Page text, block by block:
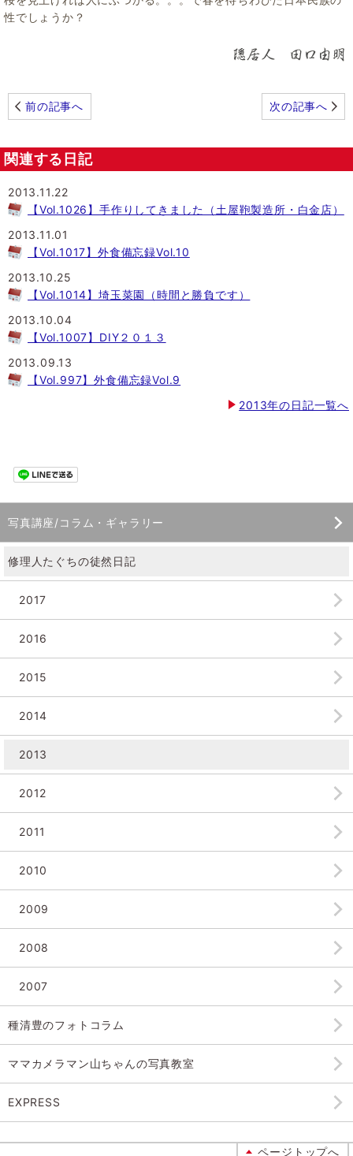
性でしょうか？
前の記事へ 次の記事へ
関連する日記
2013.11.22
【Vol.1026】手作りしてきました（土屋鞄製造所・白金店）
2013.11.01
【Vol.1017】外食備忘録Vol.10
2013.10.25
【Vol.1014】埼玉菜園（時間と勝負です）
2013.10.04
【Vol.1007】DIY２０１３
2013.09.13
【Vol.997】外食備忘録Vol.9
2013年の日記一覧へ
写真講座/コラム・ギャラリー
修理人たぐちの徒然日記
2017
2016
2015
2014
2013
2012
2011
2010
2009
2008
2007
種清豊のフォトコラム
ママカメラマン山ちゃんの写真教室
EXPRESS
ページトップへ